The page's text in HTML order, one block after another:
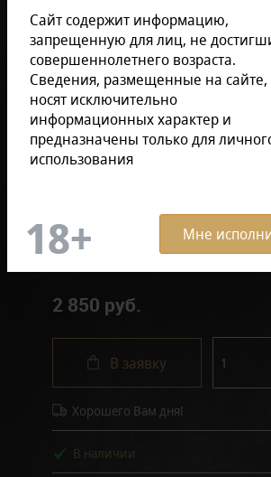
Сайт содержит информацию,
запрещенную для лиц, не
совершеннолетнего возраста.
Сведения, размещенные на сайте,
носят исключительно
информационных характер и
предназначены только для
использования
Мне
Отзывов: 0
2 850 руб.
В заявку
Хорошего Вам дня!
В наличии